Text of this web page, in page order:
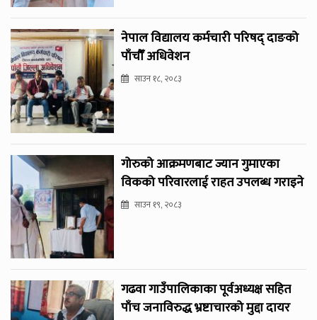
नेपाल विद्यालय कर्मचारी परिषद् दाङको
पाँचौँ अधिवेशन
साउन १८, २०८३
गोरुको आक्रमणबाट ज्यान गुमाएका
विकको परिवारलाई राहत उपलब्ध गराइने
साउन १९, २०८३
गढवा गाउँपालिकाका पूर्वअध्यक्ष सहित
पाँच जनाविरुद्ध भ्रष्टाचारको मुद्दा दायर